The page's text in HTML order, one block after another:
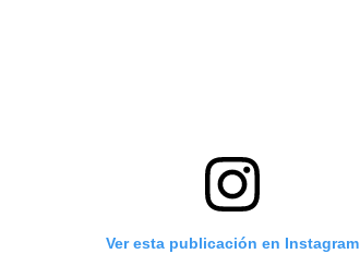
Ver esta publicación en Instagram